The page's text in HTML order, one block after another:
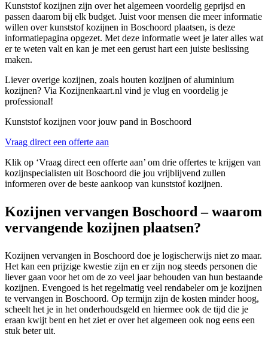
Kunststof kozijnen zijn over het algemeen voordelig geprijsd en
passen daarom bij elk budget. Juist voor mensen die meer informatie
willen over kunststof kozijnen in Boschoord plaatsen, is deze
informatiepagina opgezet. Met deze informatie weet je later alles wat
er te weten valt en kan je met een gerust hart een juiste beslissing
maken.
Liever overige kozijnen, zoals houten kozijnen of aluminium
kozijnen? Via Kozijnenkaart.nl vind je vlug en voordelig je
professional!
Kunststof kozijnen voor jouw pand in Boschoord
Vraag direct een offerte aan
Klik op ‘Vraag direct een offerte aan’ om drie offertes te krijgen van
kozijnspecialisten uit Boschoord die jou vrijblijvend zullen
informeren over de beste aankoop van kunststof kozijnen.
Kozijnen vervangen Boschoord – waarom
vervangende kozijnen plaatsen?
Kozijnen vervangen in Boschoord doe je logischerwijs niet zo maar.
Het kan een prijzige kwestie zijn en er zijn nog steeds personen die
liever gaan voor het om de zo veel jaar behouden van hun bestaande
kozijnen. Evengoed is het regelmatig veel rendabeler om je kozijnen
te vervangen in Boschoord. Op termijn zijn de kosten minder hoog,
scheelt het je in het onderhoudsgeld en hiermee ook de tijd die je
eraan kwijt bent en het ziet er over het algemeen ook nog eens een
stuk beter uit.